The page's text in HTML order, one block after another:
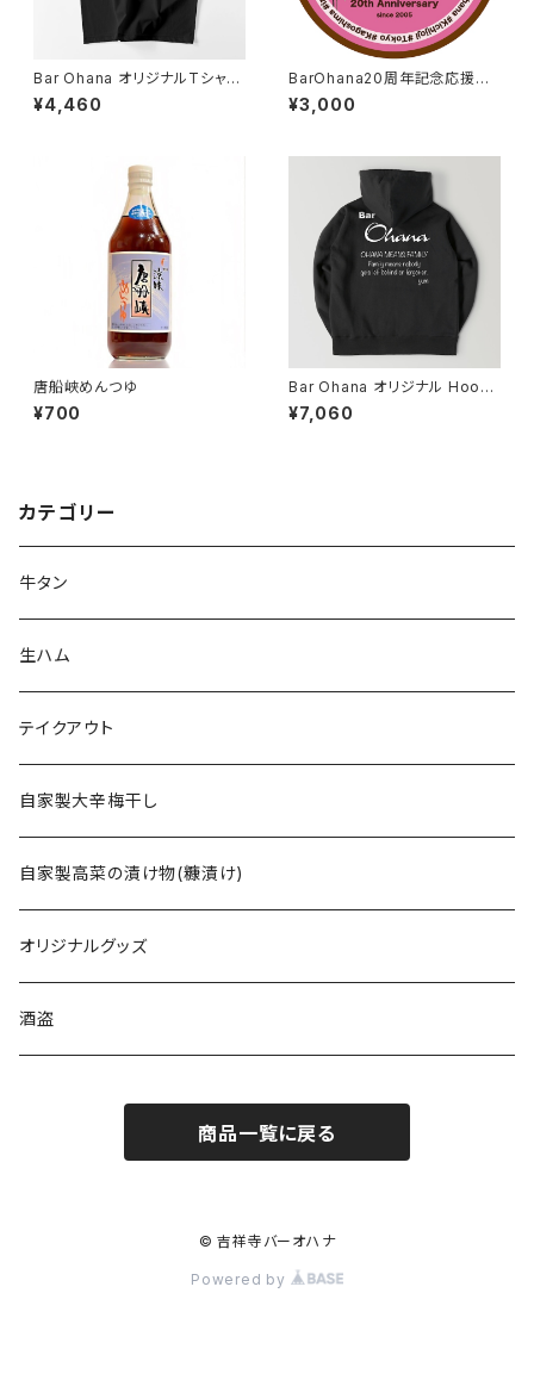
Bar Ohana オリジナルTシャツ
(黒)
¥4,460
BarOhana20周年記念応援ス
テッカー
¥3,000
唐船峡めんつゆ
¥700
Bar Ohana オリジナル Hoodi
e (黒)
¥7,060
カテゴリー
牛タン
生ハム
テイクアウト
自家製大辛梅干し
自家製高菜の漬け物(糠漬け)
オリジナルグッズ
酒盗
商品一覧に戻る
© 吉祥寺バーオハナ
Powered by